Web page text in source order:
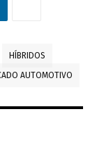
HÍBRIDOS
AUTOMOTIVO